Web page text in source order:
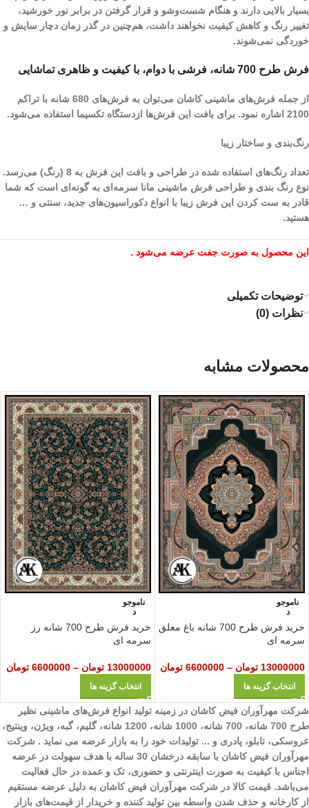
بسیار بالایی دارند و هنگام شست‌و‌شو و قرار گرفتن در برابر نور خورشید،
تغییر رنگ و کاهش کیفیت نخواهند داشت، هم‌چنین در گذر زمان دچار سایش و
خوردگی نمی‌شوند.
فرش طرح 700 شانه، فرشی با دوام، با کیفیت و ظاهری تماشایی
از جمله فرش‌های ماشینی کاشان می‌توان به فرش‌های 680 شانه با تراکم
2100 اشاره نمود. برای بافت این فرش‌ها ازدستگاه تکسیما استفاده می‌شود.
رنگ‌بندی و ساختار زیبا
تعداد رنگ‌های استفاده شده در طراحی و بافت این فرش به 8 (رنگ) می‌رسد.
نوع رنگ بندی و طراحی فرش ماشینی مانا سرمه‌ای به گونه‌ای است که شما
قادر به ست کردن این فرش زیبا با انواع دکوراسیون‌های جدید، سنتی و …
هستید.
این محصول به صورت جفت عرضه می‌شود .
توضیحات تکمیلی
نظرات (0)
محصولات مشابه
ناموجو
د
خرید فرش طرح 700 شانه باغ معلق
سرمه ای
13000000 تومان –
6600000 تومان
انتخاب گزینه ها
ناموجو
د
خرید فرش طرح 700 شانه رز
سرمه‌ ای
13000000 تومان –
6600000 تومان
انتخاب گزینه ها
شرکت مهرآوران فیض کاشان در زمینه تولید انواع فرش‌های ماشینی نظیر
طرح 700 شانه، 700 شانه، 1000 شانه، 1200 شانه، گلیم، گبه، ویژن، وینتیج،
عروسکی، تابلو، پادری و ... تولیدات خود را به بازار عرضه می نماید . شرکت
مهرآوران فیض کاشان با سابقه درخشان 30 ساله با هدف سهولت در عرضه
اجناس با کیفیت به صورت اینترنتی و حضوری، تک و عمده در حال فعالیت
می‌باشد. قیمت کالا در شرکت مهرآوران فیض کاشان به دلیل عرضه مستقیم
از کارخانه و حذف شدن واسطه بین تولید کننده و خریدار از قیمت‌های بازار